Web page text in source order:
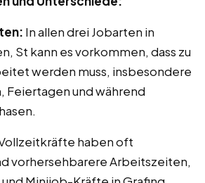
In allen drei Jobarten in
St kann es vorkommen, dass zu
werden muss, insbesondere
Feiertagen und während
haben oft
vorhersehbarere Arbeitszeiten,